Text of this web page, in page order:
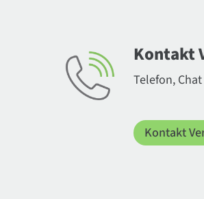
Kontakt
Telefon,
Kontakt